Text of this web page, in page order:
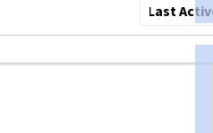
Сортувати